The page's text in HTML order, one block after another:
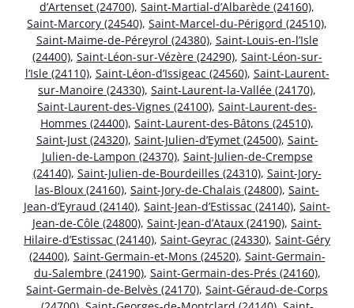
d’Artenset (24700), Saint-Martial-d’Albarède (24160),
Saint-Marcory (24540), Saint-Marcel-du-Périgord (24510),
Saint-Maime-de-Péreyrol (24380), Saint-Louis-en-l’Isle
(24400), Saint-Léon-sur-Vézère (24290), Saint-Léon-sur-
l’Isle (24110), Saint-Léon-d’Issigeac (24560), Saint-Laurent-
sur-Manoire (24330), Saint-Laurent-la-Vallée (24170),
Saint-Laurent-des-Vignes (24100), Saint-Laurent-des-
Hommes (24400), Saint-Laurent-des-Bâtons (24510),
Saint-Just (24320), Saint-Julien-d’Eymet (24500), Saint-
Julien-de-Lampon (24370), Saint-Julien-de-Crempse
(24140), Saint-Julien-de-Bourdeilles (24310), Saint-Jory-
las-Bloux (24160), Saint-Jory-de-Chalais (24800), Saint-
Jean-d’Eyraud (24140), Saint-Jean-d’Estissac (24140), Saint-
Jean-de-Côle (24800), Saint-Jean-d’Ataux (24190), Saint-
Hilaire-d’Estissac (24140), Saint-Geyrac (24330), Saint-Géry
(24400), Saint-Germain-et-Mons (24520), Saint-Germain-
du-Salembre (24190), Saint-Germain-des-Prés (24160),
Saint-Germain-de-Belvès (24170), Saint-Géraud-de-Corps